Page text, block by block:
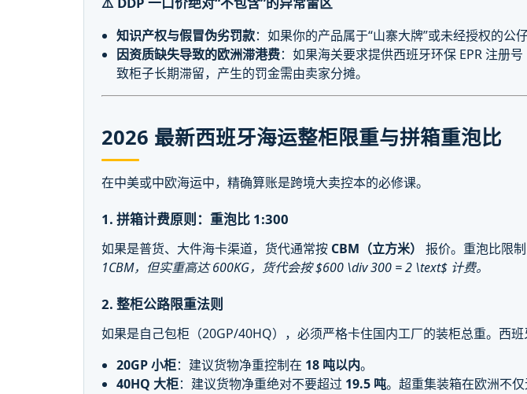
知识产权与假冒伪劣罚款：如果你的产品属于“山寨大牌”或未经授权的公
因资质缺失导致的欧洲滞港费：如果海关要求提供西班牙环保 EPR 注册
致柜子长期滞留，产生的罚金需由卖家分摊。
2026 最新西班牙海运整柜限重与拼箱重泡比
在中美或中欧海运中，精确算账是跨境大卖控本的必修课。
1. 拼箱计费原则：重泡比 1:300
如果是普货、大件海卡渠道，货代通常按 CBM（立方米） 报价。重泡比限
1CBM，但实重高达 600KG，货代会按 $600 \div 300 = 2 \text$ 计费。
2. 整柜公路限重法则
如果是自己包柜（20GP/40HQ），必须严格卡住国内工厂的装柜总重。西
20GP 小柜：建议货物净重控制在 18 吨以内。
40HQ 大柜：建议货物净重绝对不要超过 19.5 吨。超重集装箱在欧洲不